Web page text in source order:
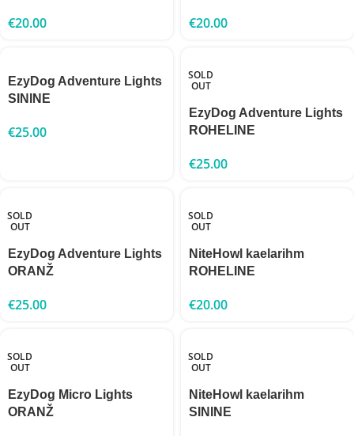
€20.00 €20.00
EzyDog Adventure Lights
SININE
€25.00
SOLD
OUT
EzyDog Adventure Lights
ROHELINE
€25.00
SOLD
OUT
EzyDog Adventure Lights
ORANŽ
€25.00
SOLD
OUT
NiteHowl kaelarihm
ROHELINE
€20.00
SOLD
OUT
EzyDog Micro Lights
ORANŽ
SOLD
OUT
NiteHowl kaelarihm
SININE